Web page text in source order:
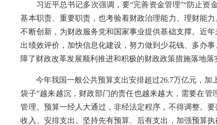
习近平总书记多次强调，要“完善资金管理”“防止资
基本职责、重要职责，也考验着财政治理能力、理财能
不断创新，为财政服务党和国家事业提供基础支撑。近
出绩效评价，加快信息化建设，努力做到少花钱、多办
障了财政改革发展顺利推进和积极的财政政策措施落地落
今年我国一般公共预算支出安排超过26.7万亿元，加
袋子”越来越沉，财政部门的责任也越来越大，需要在
管理。预算一经人大通过，非经法定程序，不得调整。
收入、安排支出。坚持先有预算、后有支出，加强预算